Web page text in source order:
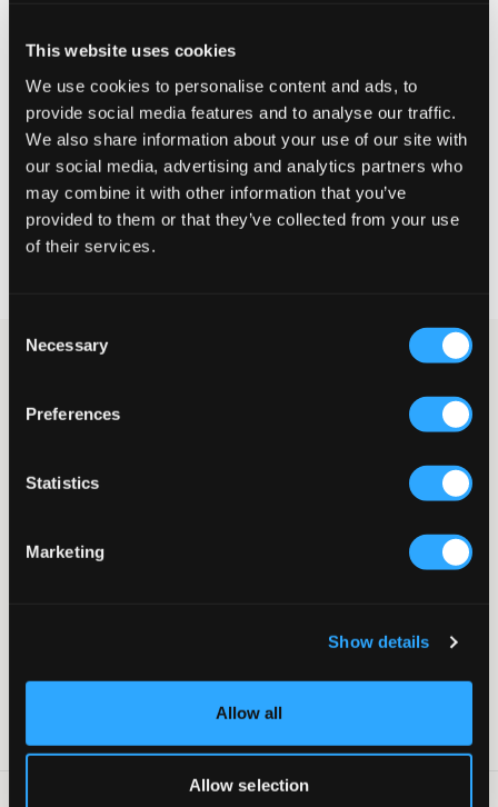
This website uses cookies
We use cookies to personalise content and ads, to
provide social media features and to analyse our traffic.
We also share information about your use of our site with
our social media, advertising and analytics partners who
may combine it with other information that you’ve
provided to them or that they’ve collected from your use
of their services.
Selection
Necessary
Preferences
Statistics
Marketing
Show details
Allow all
Allow selection
Te klein Perfect
MAATTABEL
KIES EEN MAAT
Snelle levering
Roze veloursbroek van het populaire Juicy Couture in een rechte
vooraan en achter zijn er zakken met knopen. Het logo van het
merk is ton-sur-ton geborduurd en op de heup geplaatst.
een complete set. OPMERKING: De drie kleinere maten hebben
slechts één knoop op de zak.
Velours
Elastiek
SKU